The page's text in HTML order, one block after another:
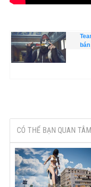
CÓ THỂ BẠN QUAN TÂM